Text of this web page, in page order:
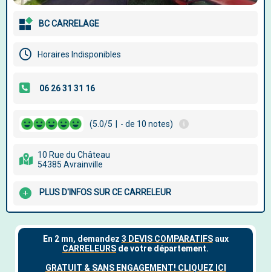
BC CARRELAGE
Horaires Indisponibles
(5.0/5 - de 10 notes)
10 Rue du Château
54385 Avrainville
PLUS D'INFOS SUR CE CARRELEUR